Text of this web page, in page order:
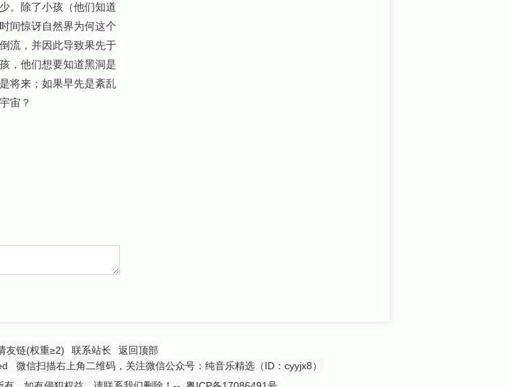
。除了小孩（他们知道
间惊讶自然界为何这个
流，并因此导致果先于
，他们想要知道黑洞是
将来；如果早先是紊乱
宙？
友链(权重≥2) 联系站长
返回顶部
微信扫描右上角二维码，关注微信公众号：纯音乐精选（ID：cyyjx8）